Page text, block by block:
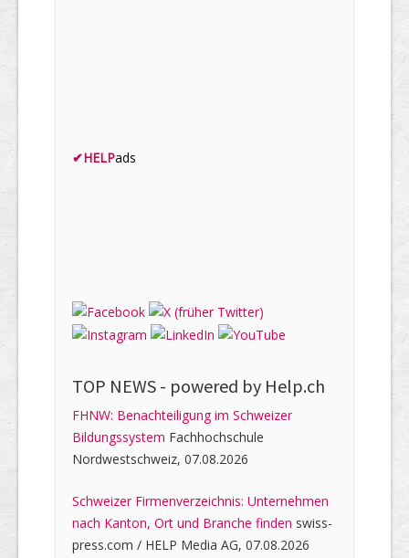
✔HELPads
TOP NEWS - powered by Help.ch
FHNW: Benachteiligung im Schweizer
Bildungssystem Fachhochschule
Nordwestschweiz, 07.08.2026
Schweizer Firmenverzeichnis: Unternehmen
nach Kanton, Ort und Branche finden swiss-
press.com / HELP Media AG, 07.08.2026